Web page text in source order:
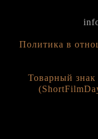
Политика в
Товарный